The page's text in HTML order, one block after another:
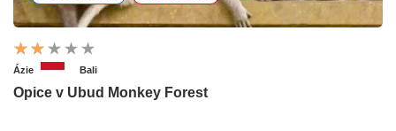
Ázie Bali
Opice v Ubud Monkey Forest